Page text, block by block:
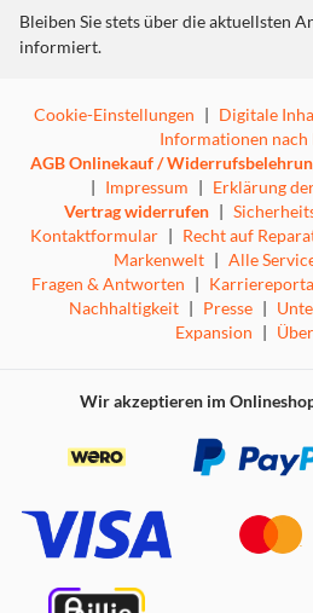
Bleiben Sie stets über die aktuellsten
informiert.
Cookie-Einstellungen | Digitale
Informationen nach
AGB Onlinekauf /
| Impressum | Erklärung
Vertrag widerrufen |
Kontaktformular | Recht auf
Markenwelt | Alle
Fragen & Antworten |
Nachhaltigkeit | Presse |
Expansion |
Wir akzeptieren im